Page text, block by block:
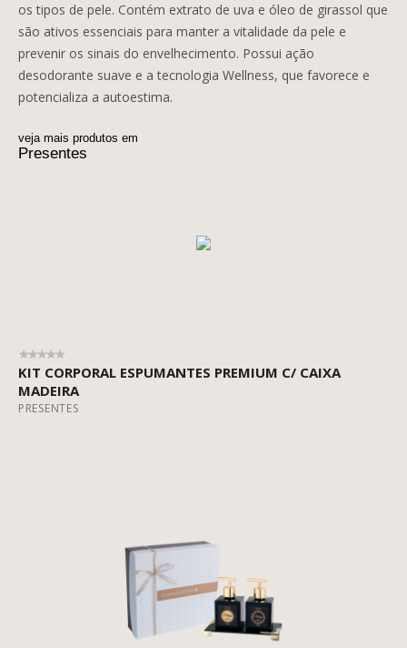
os tipos de pele. Contém extrato de uva e óleo de girassol que
são ativos essenciais para manter a vitalidade da pele e
prevenir os sinais do envelhecimento. Possui ação
desodorante suave e a tecnologia Wellness, que favorece e
potencializa a autoestima.
veja mais produtos em
Presentes
KIT CORPORAL ESPUMANTES PREMIUM C/ CAIXA
MADEIRA
PRESENTES